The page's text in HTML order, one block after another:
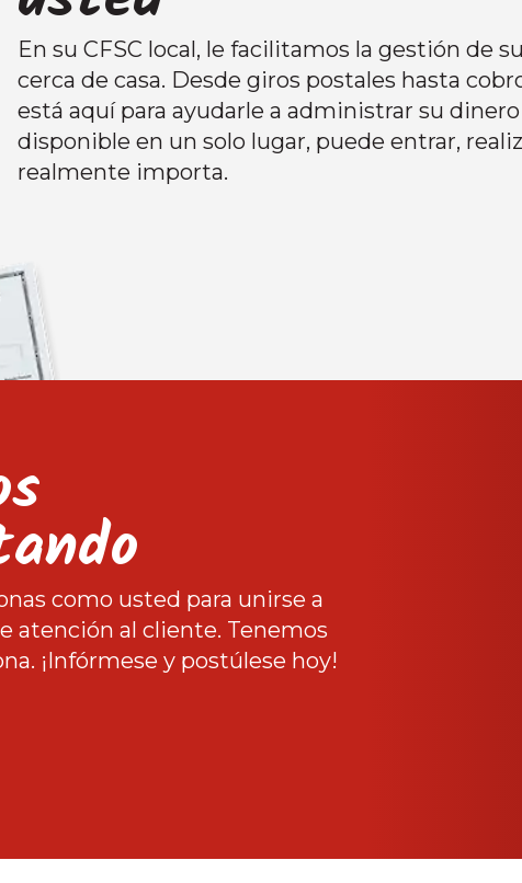
En su CFSC local, le facilitamos la gestión de
cerca de casa. Desde giros postales hasta
está aquí para ayudarle a administrar su
disponible en un solo lugar, puede entrar,
realmente importa.
como usted para unirse a
atención al cliente. Tenemos
¡Infórmese y postúlese hoy!